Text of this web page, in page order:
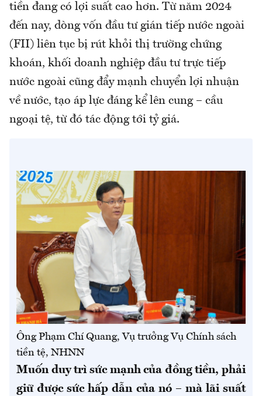
tiền đang có lợi suất cao hơn. Từ năm 2024
đến nay, dòng vốn đầu tư gián tiếp nước ngoài
(FII) liên tục bị rút khỏi thị trường chứng
khoán, khối doanh nghiệp đầu tư trực tiếp
nước ngoài cũng đẩy mạnh chuyển lợi nhuận
về nước, tạo áp lực đáng kể lên cung – cầu
ngoại tệ, từ đó tác động tới tỷ giá.
Ông Phạm Chí Quang, Vụ trưởng Vụ Chính sách
tiền tệ, NHNN
Muốn duy trì sức mạnh của đồng tiền, phải
giữ được sức hấp dẫn của nó – mà lãi suất